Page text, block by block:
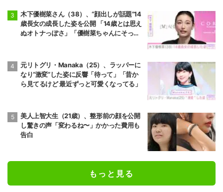
木下優樹菜さん（38）、“顔出しが話題”14
歳長女の成長した姿を公開 「14歳とは思え
ぬオトナっぽさ」「優樹菜ちゃんにそっく
元リトグリ・Manaka（25）、ラッパーに
なり“激変”した姿に反響「待って」「昔か
ら見てるけど 最近ずっと可愛くなってる」
美人上智大生（21歳）、整形前の顔を公開
し驚きの声「変わるね〜」かかった費用も
告白
もっと見る